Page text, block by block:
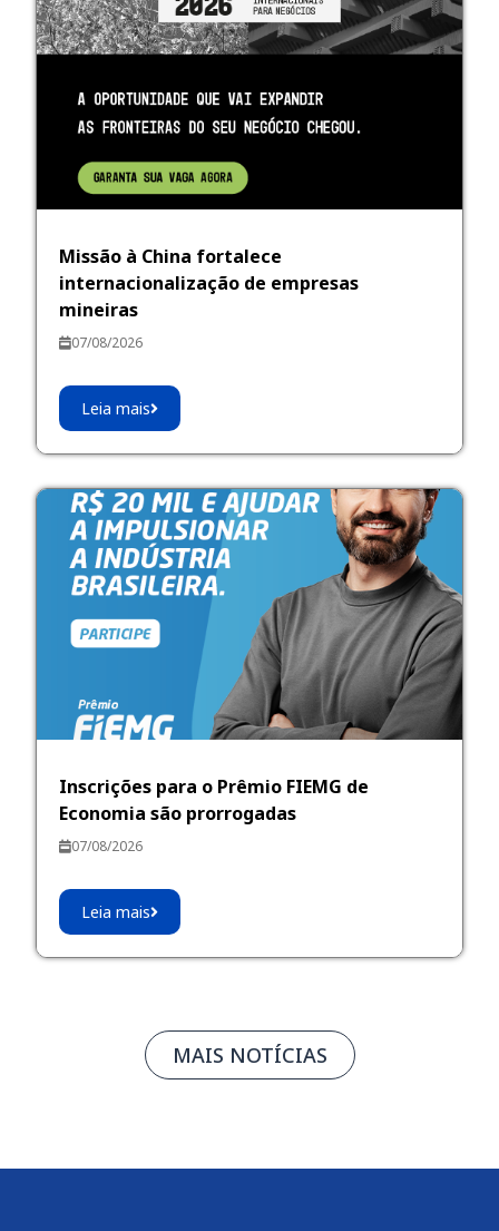
Missão à China fortalece
internacionalização de empresas
mineiras
07/08/2026
Leia mais
Inscrições para o Prêmio FIEMG de
Economia são prorrogadas
07/08/2026
Leia mais
MAIS NOTÍCIAS